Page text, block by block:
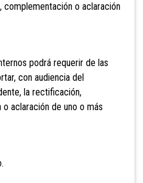
o aclaración
podrá requerir de las
con audiencia del
la rectificación,
aclaración de uno o más